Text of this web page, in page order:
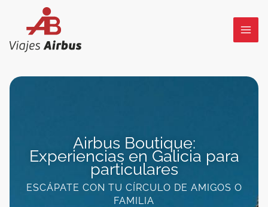
contenido
Airbus Boutique:
Experiencias en Galicia para
particulares
ESCÁPATE CON TU CÍRCULO DE AMIGOS O
FAMILIA